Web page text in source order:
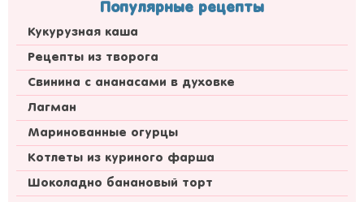
Популярные рецепты
Кукурузная каша
Рецепты из творога
Свинина с ананасами в духовке
Лагман
Маринованные огурцы
Котлеты из куриного фарша
Шоколадно банановый торт